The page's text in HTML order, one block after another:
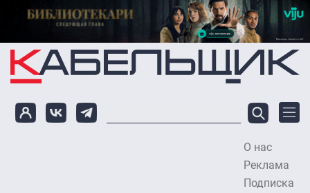
Перейти к основному содержанию
О нас
Реклама
Подписка